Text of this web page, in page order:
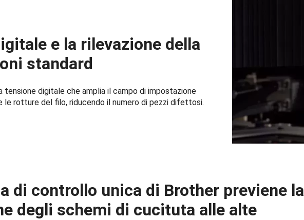
e la rilevazione della
standard
digitale che amplia il campo di impostazione
le rotture del filo, riducendo il numero di pezzi difettosi.
di controllo unica di Brother previene la
degli schemi di cucituta alle alte